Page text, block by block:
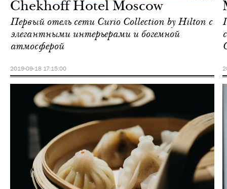
Chekhoff Hotel Moscow
Первый отель сети Curio Collection by Hilton с
элегантными интерьерами и богемной
атмосферой
2019-09-18 17:15:00